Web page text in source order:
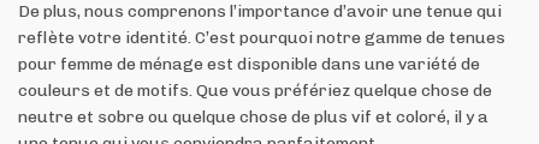
De plus, nous comprenons l’importance d’avoir une tenue qui
reflète votre identité. C’est pourquoi notre gamme de tenues
pour femme de ménage est disponible dans une variété de
couleurs et de motifs. Que vous préfériez quelque chose de
neutre et sobre ou quelque chose de plus vif et coloré, il y a